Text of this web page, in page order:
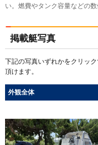
い。燃費やタンク容量などの数
掲載艇写真
下記の写真いずれかをクリッ
頂けます。
外観全体